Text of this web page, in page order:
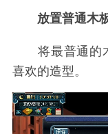
放置普通木
将最普通的
喜欢的造型。